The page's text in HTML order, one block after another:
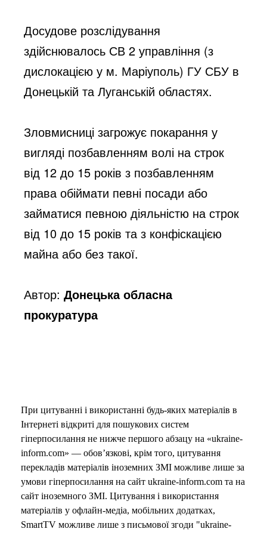
Досудове розслідування
здійснювалось СВ 2 управління (з
дислокацією у м. Маріуполь) ГУ СБУ в
Донецькій та Луганській областях.
Зловмисниці загрожує покарання у
вигляді позбавленням волі на строк
від 12 до 15 років з позбавленням
права обіймати певні посади або
займатися певною діяльністю на строк
від 10 до 15 років та з конфіскацією
майна або без такої.
Автор:Донецька обласна
прокуратура
При цитуванні і використанні будь-яких матеріалів в
Інтернеті відкриті для пошукових систем
гіперпосилання не нижче першого абзацу на «ukraine-
inform.com» — обов’язкові, крім того, цитування
перекладів матеріалів іноземних ЗМІ можливе лише за
умови гіперпосилання на сайт ukraine-inform.com та на
сайт іноземного ЗМІ. Цитування і використання
матеріалів у офлайн-медіа, мобільних додатках,
SmartTV можливе лише з письмової згоди "ukraine-